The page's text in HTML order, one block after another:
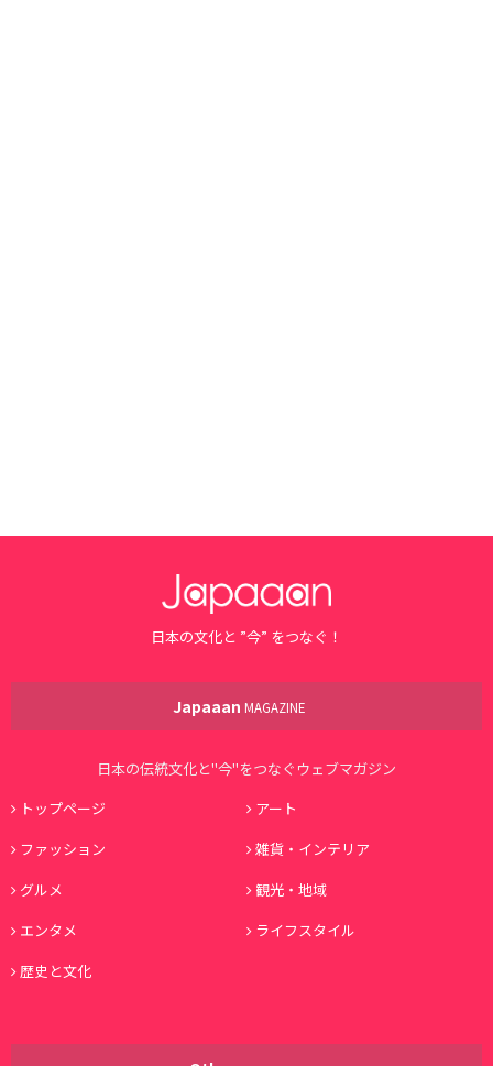
日本の文化と ”今” をつなぐ！
Japaaan MAGAZINE
日本の伝統文化と"今"をつなぐウェブマガジン
トップページ
アート
ファッション
雑貨・インテリア
グルメ
観光・地域
エンタメ
ライフスタイル
歴史と文化